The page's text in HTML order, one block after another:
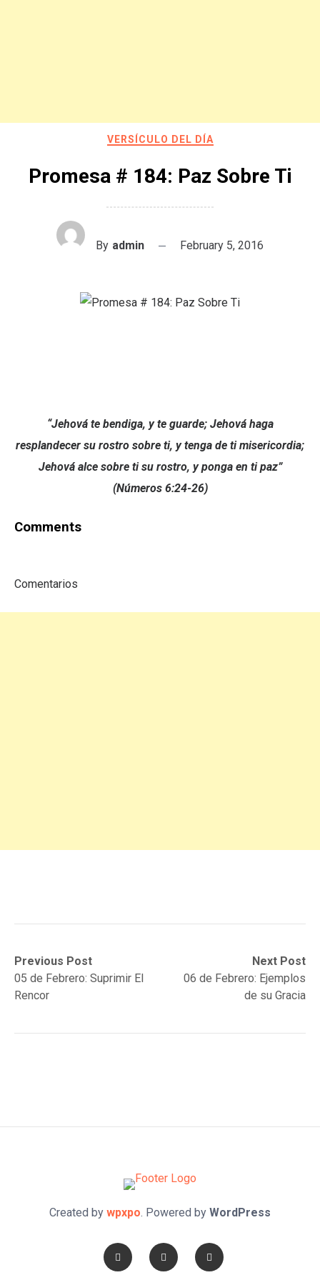
VERSÍCULO DEL DÍA
Promesa # 184: Paz Sobre Ti
By admin February 5, 2016
“Jehová te bendiga, y te guarde; Jehová haga
resplandecer su rostro sobre ti, y tenga de ti misericordia;
Jehová alce sobre ti su rostro, y ponga en ti paz”
(Números 6:24-26)
Comments
Comentarios
Post
navigation
Previous Post
Previous
post:05 de Febrero: Suprimir El
Rencor
Next Post
Next
post:
06 de Febrero: Ejemplos
de su Gracia
Created by wpxpo. Powered by WordPress